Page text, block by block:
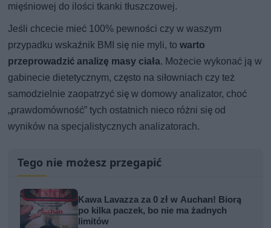
mięśniowej do ilości tkanki tłuszczowej.
Jeśli chcecie mieć 100% pewności czy w waszym
przypadku wskaźnik BMI się nie myli, towarto
przeprowadzić analizę masy ciała. Możecie wykonać ją w
gabinecie dietetycznym, często na siłowniach czy też
samodzielnie zaopatrzyć się w domowy analizator, choć
„prawdomówność” tych ostatnich nieco różni się od
wyników na specjalistycznych analizatorach.
Tego nie możesz przegapić
Kawa Lavazza za 0 zł w Auchan! Biorą
po kilka paczek, bo nie ma żadnych
limitów